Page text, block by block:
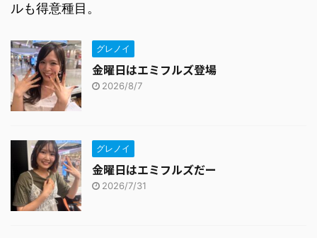
ルも得意種目。
グレノイ
金曜日はエミフルズ登場
2026/8/7
グレノイ
金曜日はエミフルズだー
2026/7/31